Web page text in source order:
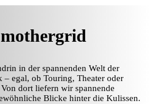
in der spannenden Welt der
– egal, ob Touring, Theater oder
dort liefern wir spannende
Blicke hinter die Kulissen.